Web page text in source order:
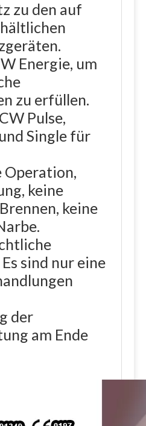
zu den auf
Energie, um
zu erfüllen.
Pulse,
Single für
Operation,
keine
keine
sind nur eine
der
am Ende